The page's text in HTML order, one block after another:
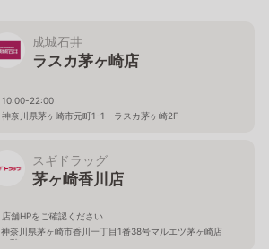
成城石井
ラスカ茅ヶ崎店
10:00-22:00
神奈川県茅ヶ崎市元町1-1 ラスカ茅ヶ崎2F
スギドラッグ
茅ヶ崎香川店
店舗HPをご確認ください
神奈川県茅ヶ崎市香川一丁目1番38号マルエツ茅ヶ崎店
１階